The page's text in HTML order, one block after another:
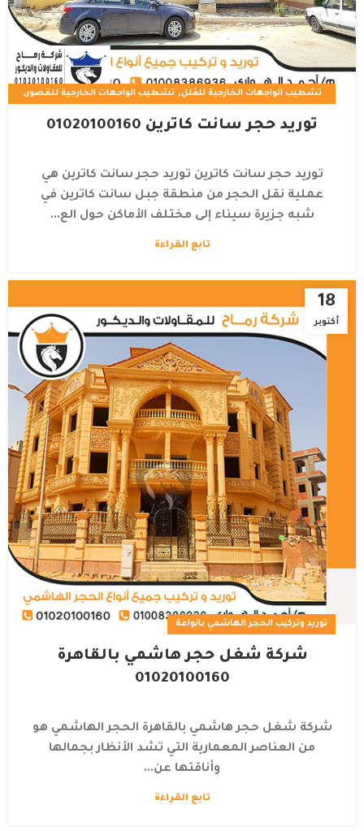
تشطيب الواجهات الخارجية للڤلل,تشطيب الواجهات الخارجية للقصور,
توريد حجر سانت كاترين 01020100160
توريد حجر سانت كاترين توريد حجر سانت كاترين هي
عملية نقل الحجر من منطقة جبل سانت كاترين في
شبه جزيرة سيناء إلى مختلف الأماكن حول الع...
تابع القراءة
18
أكتوبر
توريد وتركيب الحجر الهاشمي بانواعة
شركة شغل حجر هاشمي بالقاهرة
01020100160
شركة شغل حجر هاشمي بالقاهرة الحجر الهاشمي هو
من العناصر المعمارية التي تشد الأنظار بجمالها
وأناقتها عن...
تابع القراءة